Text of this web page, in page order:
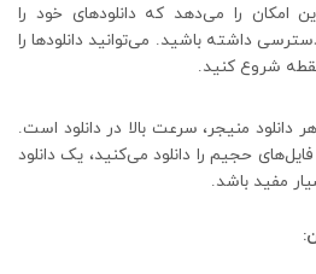
امکان را می‌دهد که دانلودهای خود را
داشته باشید. می‌توانید دانلودها را
شروع کنید.
دانلود منیجر، سرعت بالا در دانلود است.
حجیم را دانلود می‌کنید، یک دانلود
مفید باشد.